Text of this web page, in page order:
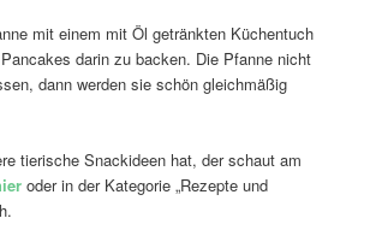
mit einem mit Öl getränkten Küchentuch
darin zu backen. Die Pfanne nicht
dann werden sie schön gleichmäßig
tierische Snackideen hat, der schaut am
oder in der Kategorie „Rezepte und